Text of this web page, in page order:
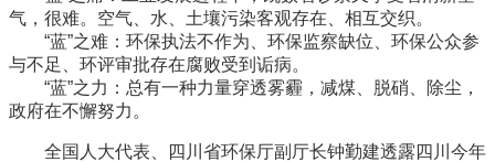
气，很难。空气、水、土壤污染客观存在、相互交织。
“蓝”之难：环保执法不作为、环保监察缺位、环保公众参
与不足、环评审批存在腐败受到诟病。
“蓝”之力：总有一种力量穿透雾霾，减煤、脱硝、除尘，
政府在不懈努力。
全国人大代表、四川省环保厅副厅长钟勤建透露四川今年